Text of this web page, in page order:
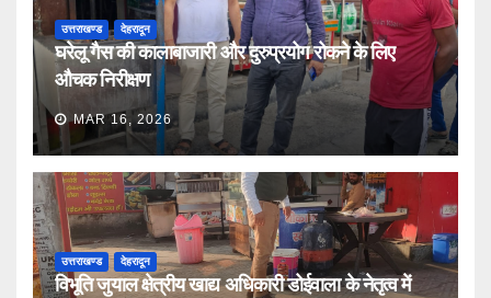
उत्तराखण्ड देहरादून
घरेलू गैस की कालाबाजारी और दुरुप्रयोग रोकने के लिए
औचक निरीक्षण
MAR 16, 2026
उत्तराखण्ड देहरादून
विभूति जुयाल क्षेत्रीय खाद्य अधिकारी डोईवाला के नेतृत्व में